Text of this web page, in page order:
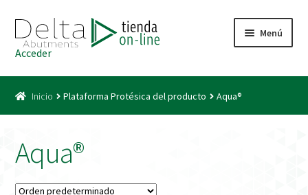
a
la
navegación
al
contenido
Menú
Acceso
Acceder
Inicio Plataforma Protésica del producto Aqua®
Aqua®